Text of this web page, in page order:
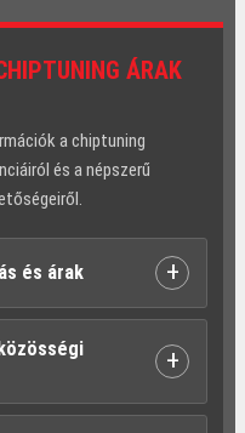
ÁRAK
a chiptuning
és a népszerű
és árak +
+